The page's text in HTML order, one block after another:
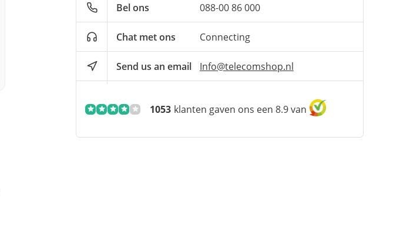
Bel ons 088-00 86 000
Chat met ons Connecting
Send us an email Info@telecomshop.nl
1053 klanten gaven ons een 8.9 van